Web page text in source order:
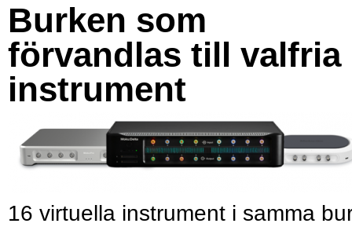
Burken som
förvandlas till valfria
instrument
16 virtuella instrument i samma